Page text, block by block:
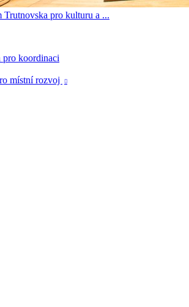
Trutnovska pro kulturu a ...
pro koordinaci
místní rozvoj
